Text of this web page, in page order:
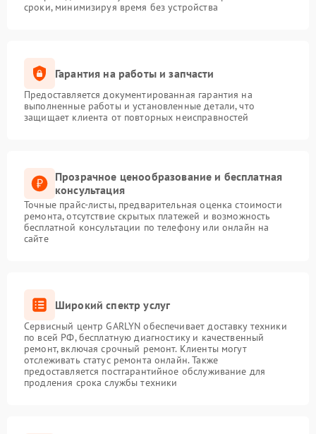
сроки, минимизируя время без устройства
Гарантия на работы и запчасти
Предоставляется документированная гарантия на
выполненные работы и установленные детали, что
защищает клиента от повторных неисправностей
Прозрачное ценообразование и бесплатная
консультация
Точные прайс-листы, предварительная оценка стоимости
ремонта, отсутствие скрытых платежей и возможность
бесплатной консультации по телефону или онлайн на
сайте
Широкий спектр услуг
Сервисный центр GARLYN обеспечивает доставку техники
по всей РФ, бесплатную диагностику и качественный
ремонт, включая срочный ремонт. Клиенты могут
отслеживать статус ремонта онлайн. Также
предоставляется постгарантийное обслуживание для
продления срока службы техники